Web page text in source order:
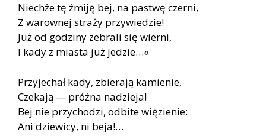
Niechże tę żmiję bej, na pastwę czerni,
Z warownej straży przywiedzie!
Już od godziny zebrali się wierni,
I kady z miasta już jedzie…«
Przyjechał kady, zbierają kamienie,
Czekają — próżna nadzieja!
Bej nie przychodzi, odbite więzienie:
Ani dziewicy, ni beja!…